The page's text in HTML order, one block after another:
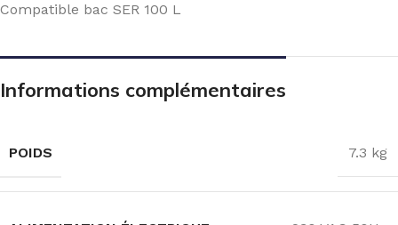
Compatible bac SER 100 L
Informations complémentaires
POIDS 7.3 kg